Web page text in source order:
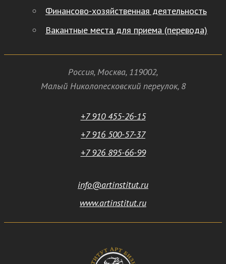
Финансово-хозяйственная деятельность
Вакантные места для приема (перевода)
Россия, Москва, 119002,
Малый Николопесковский переулок,8
+7 910 455-26-15
+7 916 500-57-37
+7 926 895-66-99
info@artinstitut.ru
www.artinstitut.ru